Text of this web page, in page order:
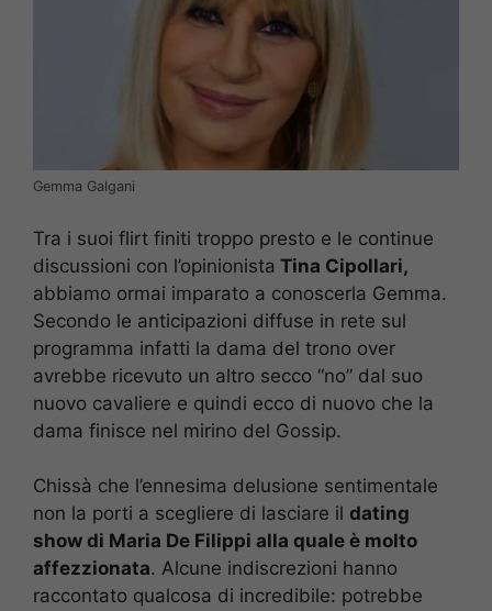
Gemma Galgani
Tra i suoi flirt finiti troppo presto e le continue
discussioni con l’opinionista Tina Cipollari,
abbiamo ormai imparato a conoscerla Gemma.
Secondo le anticipazioni diffuse in rete sul
programma infatti la dama del trono over
avrebbe ricevuto un altro secco “no” dal suo
nuovo cavaliere e quindi ecco di nuovo che la
dama finisce nel mirino del Gossip.
Chissà che l’ennesima delusione sentimentale
non la porti a scegliere di lasciare il dating
show di Maria De Filippi alla quale è molto
affezzionata. Alcune indiscrezioni hanno
raccontato qualcosa di incredibile: potrebbe